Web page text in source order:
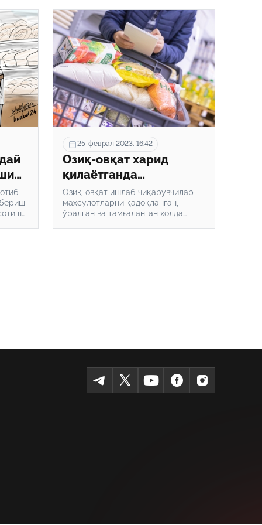
25-феврал 2023, 16:42
Озиқ-овқат харид
қилаётганда
қадоғидаги қандай
ёзувларга эътибор
бериш керак?
Озиқ-овқат ишлаб чиқарувчилар
маҳсулотларни қадоқланган,
ўралган ва тамғаланган ҳолда